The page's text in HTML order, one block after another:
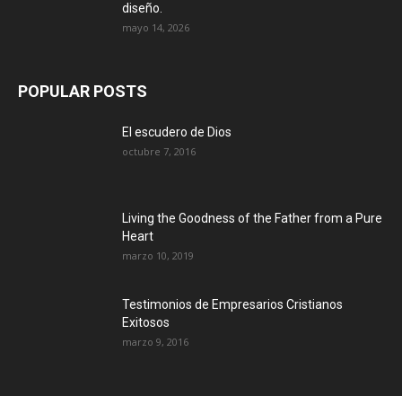
diseño.
mayo 14, 2026
POPULAR POSTS
El escudero de Dios
octubre 7, 2016
Living the Goodness of the Father from a Pure
Heart
marzo 10, 2019
Testimonios de Empresarios Cristianos
Exitosos
marzo 9, 2016